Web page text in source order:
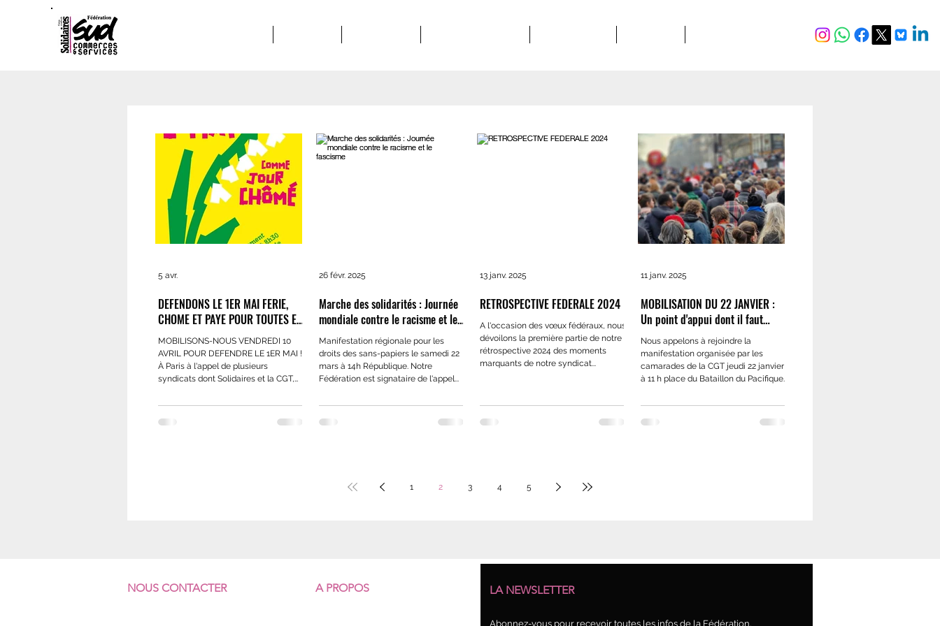
DEFENDONS LE 1ER MAI FERIE,
CHOME ET PAYE POUR TOUTES ET
TOUS !
MOBILISONS-NOUS VENDREDI 10
AVRIL POUR DEFENDRE LE 1ER MAI !
À Paris à l'appel de plusieurs
syndicats dont Solidaires et la CGT,
de 8 h 30 devant l’Assemblée
Rien n'est inéluctable ! L'adoption de
5 avr.
Marche des solidarités : Journée
mondiale contre le racisme et le
fascisme
Manifestation régionale pour les
droits des sans-papiers le samedi 22
mars à 14h République. Notre
Fédération est signataire de l'appel...
26 févr. 2025
RETROSPECTIVE FEDERALE 2024
A l'occasion des vœux fédéraux, nous
dévoilons la première partie de notre
rétrospective 2024 des moments
marquants de notre syndicat...
13 janv. 2025
MOBILISATION DU 22 JANVIER :
Un point d'appui dont il faut
s'emparer
Nous appelons à rejoindre la
manifestation organisée par les
camarades de la CGT jeudi 22 janvier
à 11 h place du Bataillon du Pacifique...
11 janv. 2025
1 2 3 4 5
NOUS CONTACTER A PROPOS LA NEWSLETTER
Abonnez-vous pour recevoir toutes les infos de la Fédération.